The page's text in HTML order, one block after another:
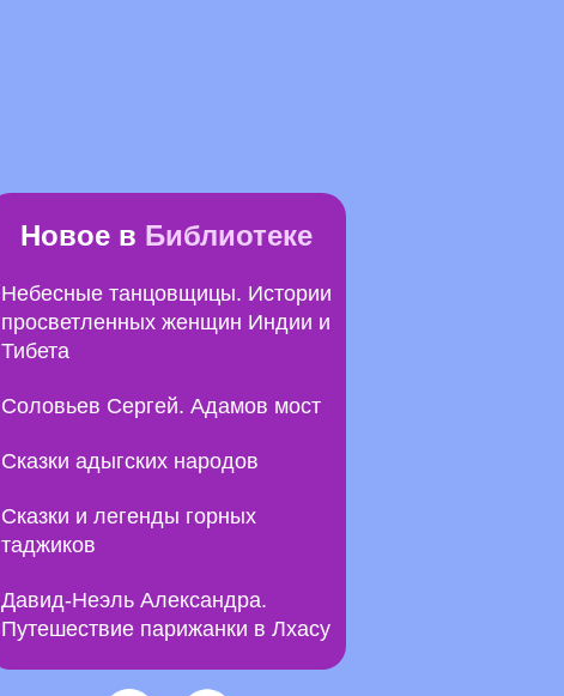
Новое в Библиотеке
Небесные танцовщицы. Истории
просветленных женщин Индии и
Тибета
Соловьев Сергей. Адамов мост
Сказки адыгских народов
Сказки и легенды горных
таджиков
Давид-Неэль Александра.
Путешествие парижанки в Лхасу